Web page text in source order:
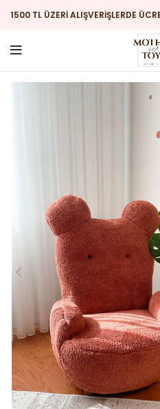
1500 TL ÜZERİ ALIŞVERİŞLERDE